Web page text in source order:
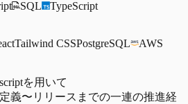
SQL TypeScript
Tailwind CSSPostgreSQL AWS
を用いて
義〜リリースまでの一連の推進経